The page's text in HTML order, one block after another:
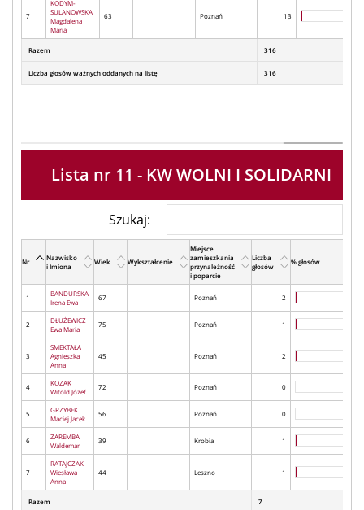
7
KODYM-
SULANOWSKA
Magdalena
Maria
63 Poznań 13
Razem 316
Liczba głosów ważnych oddanych na listę 316
Lista nr 11 - KW WOLNI I SOLIDARNI
Szukaj:
Nr
Nazwisko
i Imiona
Wiek Wykształcenie
Miejsce
zamieszkania
przynależność
i poparcie
Liczba
głosów
% głosów
1
BANDURSKA
Irena Ewa
67 Poznań 2
2
DŁUŻEWICZ
Ewa Maria
75 Poznań 1
3
SMEKTAŁA
Agnieszka
Anna
45 Poznań 2
4
KOZAK
Witold Józef
72 Poznań 0
5
GRZYBEK
Maciej Jacek
56 Poznań 0
6
ZAREMBA
Waldemar
39 Krobia 1
7
RATAJCZAK
Wiesława
Anna
44 Leszno 1
Razem 7